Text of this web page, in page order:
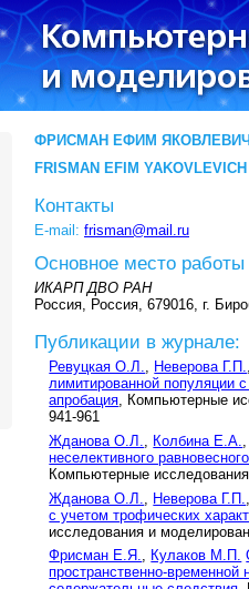
ФРИСМАН ЕФИМ ЯКОВЛЕВИЧ
FRISMAN EFIM YAKOVLEVICH
Контакты
E-mail: frisman@mail.ru
Основное место работы
ИКАРП ДВО РАН
Россия, Россия, 679016, г.
Публикации в журнале:
Ревуцкая О.Л., Неверова Г.П.
лимитированной популяции
апробация, Компьютерные
941-961
Жданова О.Л.
Колбина Е.А.
неселективного
Компьютерные
Жданова О.Л.
Неверова Г.П.
с учетом трофических
исследования и
Фрисман Е.Я., Кулаков М.П.
пространственно-